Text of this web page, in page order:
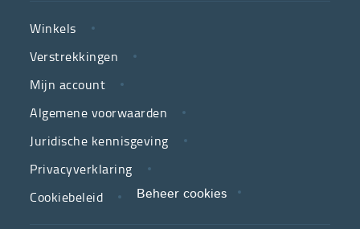
neutrale
ziekenfondsen,
is
partner
in
zorg.
We
LINKS
Winkels
Verstrekkingen
Mijn account
Algemene voorwaarden
Juridische kennisgeving
Privacyverklaring
Cookiebeleid
Beheer cookies